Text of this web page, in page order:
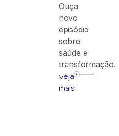
Ouça
novo
episódio
sobre
saúde e
transformação.
veja
mais